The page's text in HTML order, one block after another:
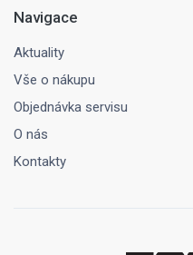
Navigace
Aktuality
Vše o nákupu
Objednávka servisu
O nás
Kontakty